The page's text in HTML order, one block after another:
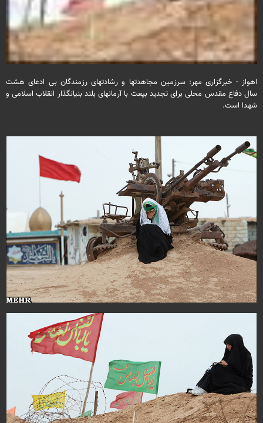
اهواز - خبرگزاری مهر: سرزمین مجاهدتها و رشادتهای رزمندگان بی ادعای هشت
سال دفاع مقدس محلی برای تجدید بیعت با آرمانهای بلند بنیانگذار انقلاب اسلامی و
شهدا است.